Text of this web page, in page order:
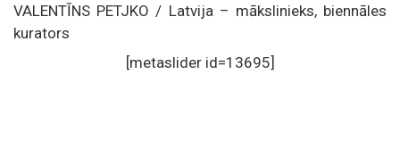
VALENTĪNS PETJKO / Latvija – mākslinieks, biennāles
kurators
[metaslider id=13695]